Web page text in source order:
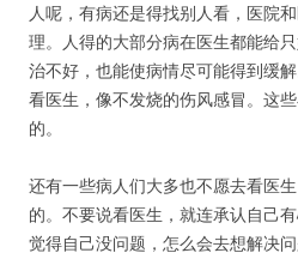
人呢，有病还是得找别人看，医院
理。人得的大部分病在医生都能给
治不好，也能使病情尽可能得到缓
看医生，像不发烧的伤风感冒。这
的。
还有一些病人们大多也不愿去看医
的。不要说看医生，就连承认自己
觉得自己没问题，怎么会去想解决问